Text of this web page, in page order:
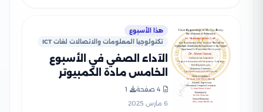
هذا الأسبوع
تكنولوجيا المعلومات والاتصالات لغات ICT
الآداء الصفي في الأسبوع
الخامس مادة الكمبيوتر
وتكنولوجيا المعلومات للغات
ICT للصف الثالث الإعدادي
4 صفحة
1
6 مارس 2025